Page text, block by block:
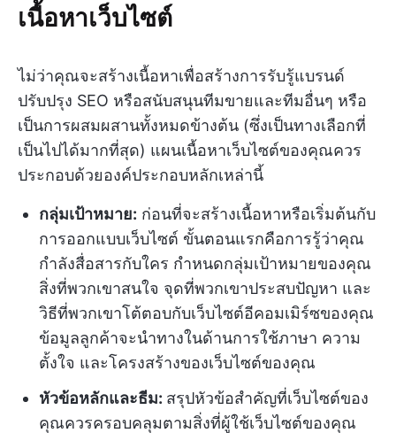
เนื้อหาเว็บไซต์
ไม่ว่าคุณจะสร้างเนื้อหาเพื่อสร้างการรับรู้แบรนด์
ปรับปรุง SEO หรือสนับสนุนทีมขายและทีมอื่นๆ หรือ
เป็นการผสมผสานทั้งหมดข้างต้น (ซึ่งเป็นทางเลือกที่
เป็นไปได้มากที่สุด) แผนเนื้อหาเว็บไซต์ของคุณควร
ประกอบด้วยองค์ประกอบหลักเหล่านี้
กลุ่มเป้าหมาย: ก่อนที่จะสร้างเนื้อหาหรือเริ่มต้นกับ
การออกแบบเว็บไซต์ ขั้นตอนแรกคือการรู้ว่าคุณ
กำลังสื่อสารกับใคร กำหนดกลุ่มเป้าหมายของคุณ
สิ่งที่พวกเขาสนใจ จุดที่พวกเขาประสบปัญหา และ
วิธีที่พวกเขาโต้ตอบกับเว็บไซต์อีคอมเมิร์ซของคุณ
ข้อมูลลูกค้าจะนำทางในด้านการใช้ภาษา ความ
ตั้งใจ และโครงสร้างของเว็บไซต์ของคุณ
หัวข้อหลักและธีม: สรุปหัวข้อสำคัญที่เว็บไซต์ของ
คุณควรครอบคลุมตามสิ่งที่ผู้ใช้เว็บไซต์ของคุณ